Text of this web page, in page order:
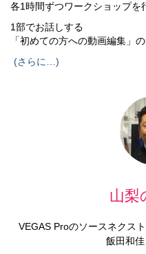
各1時間ずつワークショップを
1部でお話しする
「初めての方への動画編集」の
(さらに…)
山梨
VEGAS Proのソースネクス
飯田和佳